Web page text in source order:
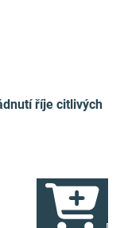
říje citlivých